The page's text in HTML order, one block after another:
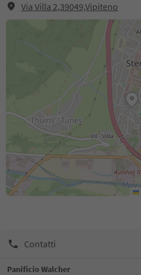
Via Villa 2,39049,Vipiteno
Contatti
Panificio Walcher